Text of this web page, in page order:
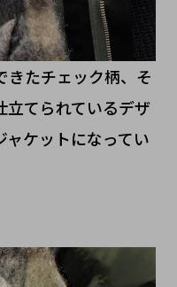
きたチェック柄、そ
立てられているデザ
ケットになってい